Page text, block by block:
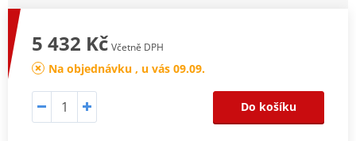
5 432 Kč Včetně DPH
Na objednávku , u vás 09.09.
Do košíku